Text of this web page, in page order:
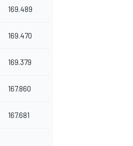
169.489
169.470
169.379
167.860
167.681